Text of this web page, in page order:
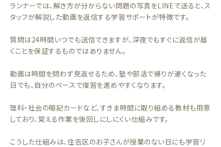
ランナーでは、解き方が分からない問題の写真をLINEで送ると、ス
タッフが解説した動画を返信する学習サポートが特徴です。
質問は24時間いつでも送信できますが、深夜でもすぐに返信が届
くことを保証するものではありません。
動画は時間を問わず見返せるため、塾や部活で帰りが遅くなった
日でも、自分のペースで復習を進めやすくなります。
理科・社会の暗記カードなど、すきま時間に取り組める教材も用意
しており、覚える作業を後回しにしにくい仕組みです。
こうした仕組みは、住吉区のお子さんが授業のない日にも学習リ